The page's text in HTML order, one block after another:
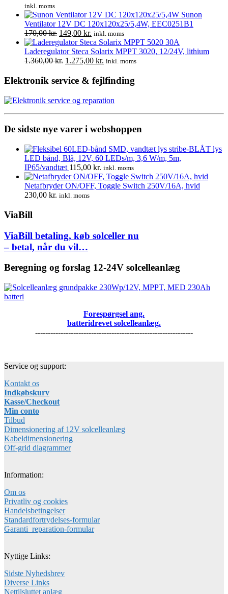
pris
inkl. moms
Sunon
Ventilator 12V DC 120x120x25/5,4W, EEC0251B1
170,00kr. Den
oprindelige
pris
var:
149,00 kr. Den
aktuelle
pris
er:
inkl. moms
30A
Laderegulator Steca Solarix MPPT 3020, 12/24V, lithium
1.360,00kr. Den
pris
1.360,00 kr..
1.275,00 kr. Den
pris
1.275,00 kr..
inkl. moms
Elektronik service & fejlfinding
De sidste nye varer i webshoppen
LED bånd, Blå, 12V, 60 LEDs/m, 3,6 W/m, 5m,
IP65/vandtæt 115,00 kr. inkl. moms
Netafbryder ON/OFF, Toggle Switch 250V/16A, hvid
230,00 kr. inkl. moms
ViaBill
ViaBill betaling, køb solceller nu
– betal, når du vil…
Beregning og forslag 12-24V solcelleanlæg
Forespørgsel ang.
batteridrevet solcelleanlæg.
--------------------------------------------------------------
Service og support:
Kontakt os
Indkøbskurv
Kasse/Checkout
Min conto
Tilbud
Dimensionering af 12V solcelleanlæg
Kabeldimensionering
Off-grid diagrammer
Information:
Om os
Privatliv og cookies
Handelsbetingelser
Standardfortrydelses-formular
Garanti_reparation-formular
Nyttige Links:
Sidste Nyhedsbrev
Diverse Links
Nettilsluttet anlæg